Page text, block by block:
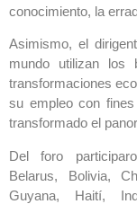
conocimiento, la
Asimismo, el
mundo utilizan los
transformaciones
su empleo con
transformado el
Del foro
Belarus, Bolivia,
Guyana, Haití,